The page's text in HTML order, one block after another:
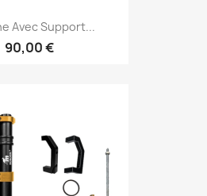
Avec Support...
90,00 €